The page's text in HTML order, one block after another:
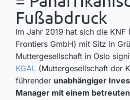
Fußabdruck
Im Jahr 2019 hat sich die KNF
Frontiers GmbH) mit Sitz in
Muttergesellschaft in Oslo
KGAL (Muttergesellschaft der
führender unabhängiger
Manager mit einem betreuten